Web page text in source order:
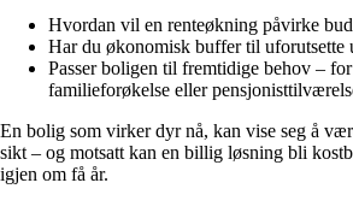
Hvordan vil en renteøkning påvirke
Har du økonomisk buffer til uforutsette
Passer boligen til fremtidige behov –
familieforøkelse eller
En bolig som virker dyr nå, kan vise seg å
sikt – og motsatt kan en billig løsning bli
igjen om få år.